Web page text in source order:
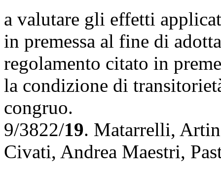
a valutare gli effetti
in premessa al fine di
regolamento citato in
la condizione di
congruo.
9/3822/19. Matarrelli,
Civati, Andrea Maestri,